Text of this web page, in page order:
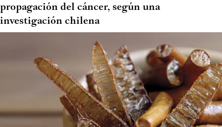
propagación del cáncer, según una
investigación chilena